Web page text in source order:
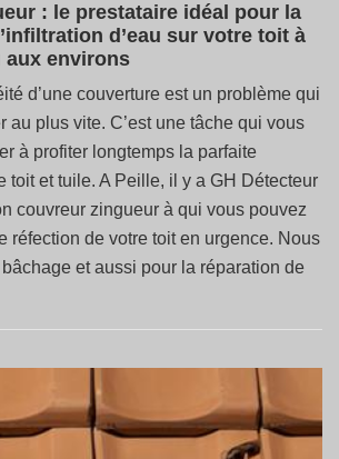
: le prestataire idéal pour la
d’eau sur votre toit à
aux environs
d’une couverture est un problème qui
au plus vite. C’est une tâche qui vous
à profiter longtemps la parfaite
toit et tuile. A Peille, il y a GH Détecteur
couvreur zingueur à qui vous pouvez
réfection de votre toit en urgence. Nous
et aussi pour la réparation de